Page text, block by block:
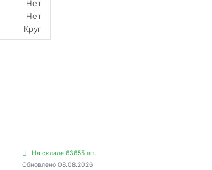
Нет
Нет
Круг
На складе 63655 шт.
Обновлено 08.08.2026